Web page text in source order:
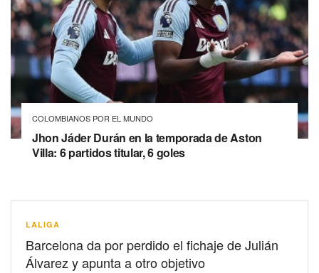
COLOMBIANOS POR EL MUNDO
Jhon Jáder Durán en la temporada de Aston
Villa: 6 partidos titular, 6 goles
LALIGA
Barcelona da por perdido el fichaje de Julián
Álvarez y apunta a otro objetivo